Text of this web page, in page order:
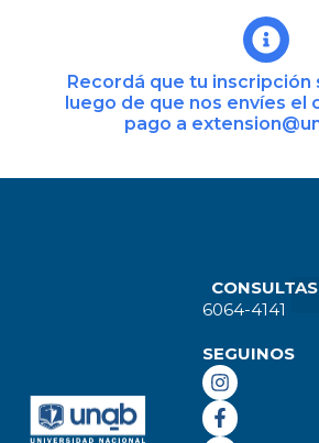
Recordá que tu
luego de que nos envíes
pago a
CONSULTAS
6064-4141
SEGUINOS